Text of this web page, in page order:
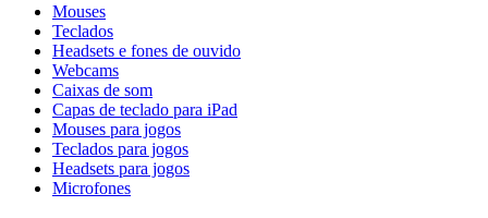
Mouses
Teclados
Headsets e fones de ouvido
Webcams
Caixas de som
Capas de teclado para iPad
Mouses para jogos
Teclados para jogos
Headsets para jogos
Microfones